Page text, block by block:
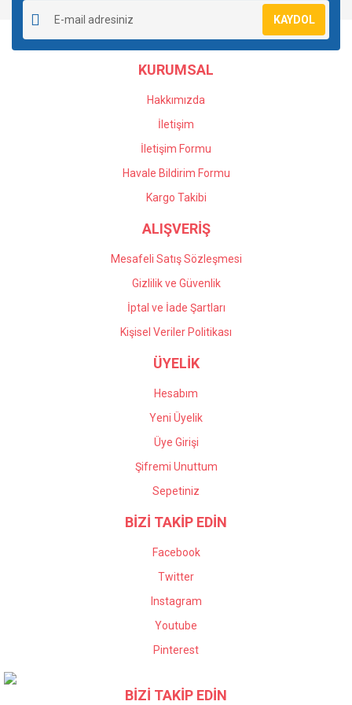
Ürün resmi kalitesiz, bozuk veya görüntülenemiyor.
Ürün açıklamasında eksik bilgiler bulunuyor.
Ürün bilgilerinde hatalar bulunuyor.
Ürün fiyatı diğer sitelerden daha pahalı.
Gönder
KAYDOL
KURUMSAL
Hakkımızda
İletişim
İletişim Formu
Havale Bildirim Formu
Kargo Takibi
ALIŞVERİŞ
Mesafeli Satış Sözleşmesi
Gizlilik ve Güvenlik
İptal ve İade Şartları
Kişisel Veriler Politikası
ÜYELİK
Hesabım
Yeni Üyelik
Üye Girişi
Şifremi Unuttum
Sepetiniz
BİZİ TAKİP EDİN
Facebook
Twitter
Instagram
Youtube
Pinterest
BİZİ TAKİP EDİN